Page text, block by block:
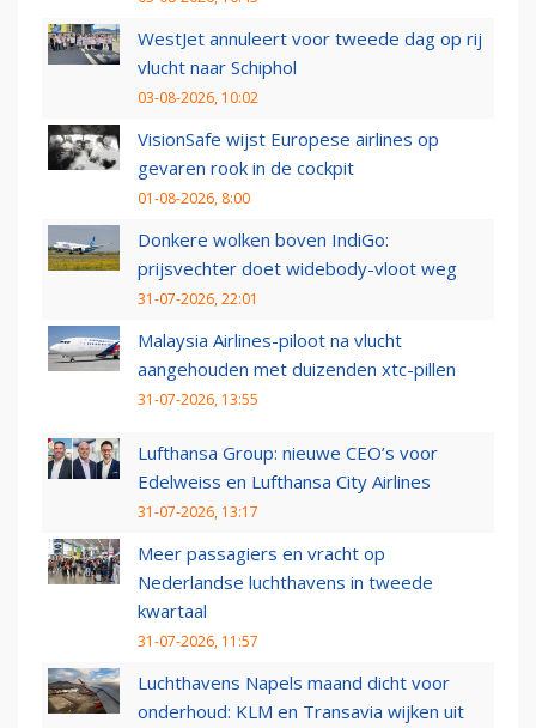
WestJet annuleert voor tweede dag op rij
vlucht naar Schiphol
03-08-2026, 10:02
VisionSafe wijst Europese airlines op
gevaren rook in de cockpit
01-08-2026, 8:00
Donkere wolken boven IndiGo:
prijsvechter doet widebody-vloot weg
31-07-2026, 22:01
Malaysia Airlines-piloot na vlucht
aangehouden met duizenden xtc-pillen
31-07-2026, 13:55
Lufthansa Group: nieuwe CEO’s voor
Edelweiss en Lufthansa City Airlines
31-07-2026, 13:17
Meer passagiers en vracht op
Nederlandse luchthavens in tweede
kwartaal
31-07-2026, 11:57
Luchthavens Napels maand dicht voor
onderhoud: KLM en Transavia wijken uit